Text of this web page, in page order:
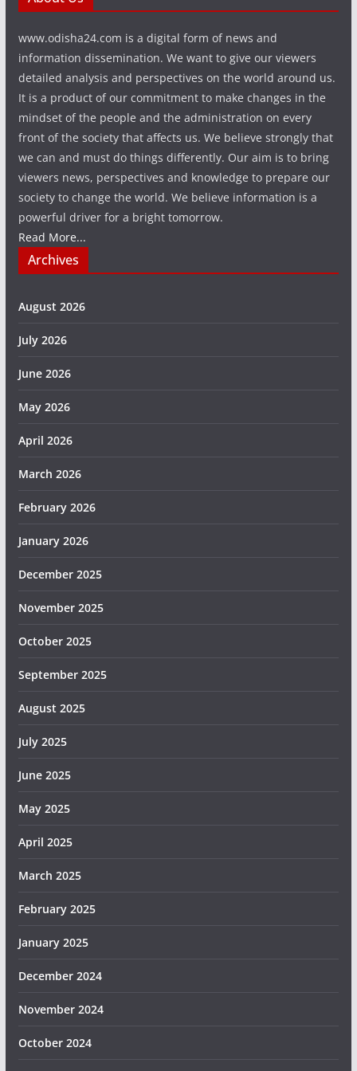
www.odisha24.com is a digital form of news and
information dissemination. We want to give our viewers
detailed analysis and perspectives on the world around us.
It is a product of our commitment to make changes in the
mindset of the people and the administration on every
front of the society that affects us. We believe strongly that
we can and must do things differently. Our aim is to bring
viewers news, perspectives and knowledge to prepare our
society to change the world. We believe information is a
powerful driver for a bright tomorrow.
Read More...
Archives
August 2026
July 2026
June 2026
May 2026
April 2026
March 2026
February 2026
January 2026
December 2025
November 2025
October 2025
September 2025
August 2025
July 2025
June 2025
May 2025
April 2025
March 2025
February 2025
January 2025
December 2024
November 2024
October 2024